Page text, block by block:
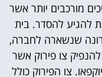
מורכבים יותר אשר
להגיע להסדר. בית
שנשארה לחברה,
צו פירוק אשר
צו הפירוק כולל